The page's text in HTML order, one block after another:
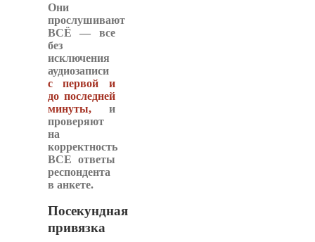
Они
прослушивают
ВСЁ — все
без
исключения
аудиозаписи
с первой и
до последней
минуты, и
проверяют
на
корректность
ВСЕ ответы
респондента
в анкете.
Посекундная
привязка